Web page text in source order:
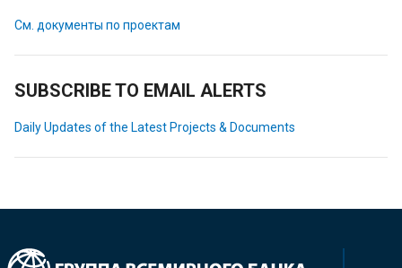
См. документы по проектам
SUBSCRIBE TO EMAIL ALERTS
Daily Updates of the Latest Projects & Documents